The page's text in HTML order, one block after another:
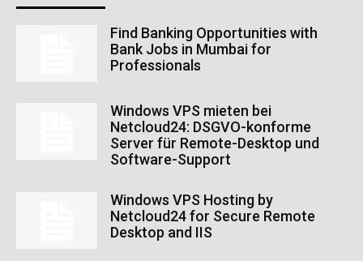
Find Banking Opportunities with
Bank Jobs in Mumbai for
Professionals
Windows VPS mieten bei
Netcloud24: DSGVO-konforme
Server für Remote-Desktop und
Software-Support
Windows VPS Hosting by
Netcloud24 for Secure Remote
Desktop and IIS